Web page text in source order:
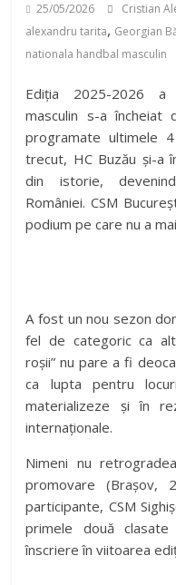
25/05/2026 Cristian
alexandru tarita, Georgian
nationala handbal masculin
Ediția 2025-2026 a
masculin s-a încheiat
programate ultimele
trecut, HC Buzău și-a
din istorie,
României. CSM
podium pe care nu a
A fost un nou sezon
fel de categoric ca
roșii” nu pare a fi
ca lupta pentru
materializeze și în
internaționale.
Nimeni nu
promovare
participante, CSM
primele două
înscriere în viitoarea